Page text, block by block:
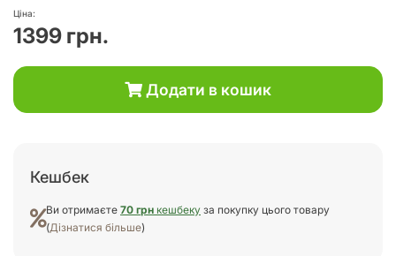
Ціна:
1399 грн.
Додати в кошик
Кешбек
Ви отримаєте 70 грн кешбеку за покупку цього товару
(Дізнатися більше)